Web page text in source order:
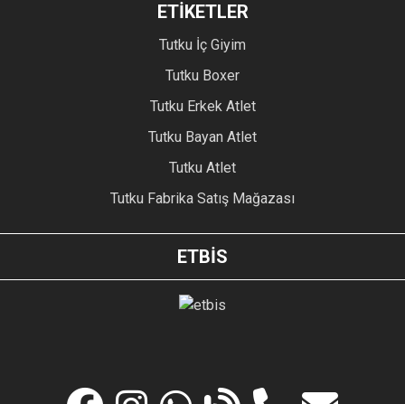
ETİKETLER
Tutku İç Giyim
Tutku Boxer
Tutku Erkek Atlet
Tutku Bayan Atlet
Tutku Atlet
Tutku Fabrika Satış Mağazası
ETBİS